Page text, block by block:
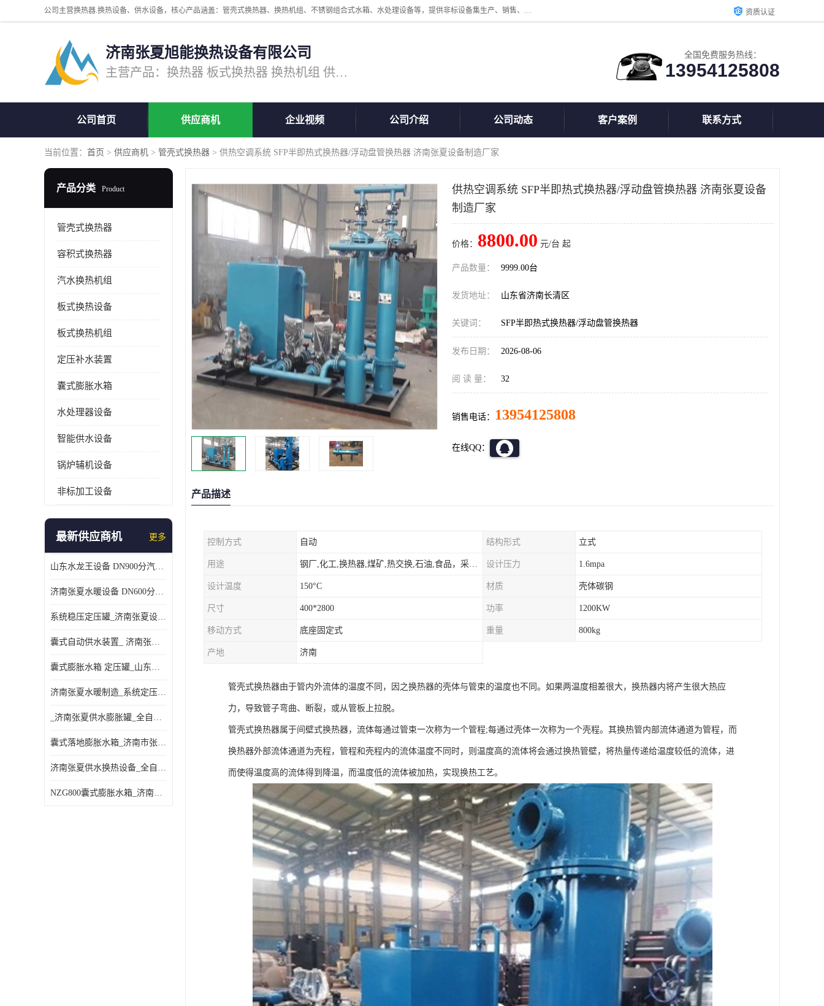
公司主营换热器.换热设备、供水设备，核心产品涵盖：管壳式换热器、换热机组、不锈钢组合式水箱、水处理设备等，提供非标设备集生产、销售、安装一体化服务，可满足全国酒店、学校、医院、商业综合体、工业项目等多场景换热与供水需求。 资质认证
济南张夏旭能换热设备有限公司
主营产品：换热器 板式换热器 换热机组 供水设备 水处理设备
全国免费服务热线：
13954125808
公司首页 供应商机 企业视频 公司介绍 公司动态 客户案例 联系方式
当前位置： 首页 > 供应商机 > 管壳式换热器 > 供热空调系统 SFP半即热式换热器/浮动盘管换热器 济南张夏设备制造厂家
产品分类 Product
管壳式换热器
容积式换热器
汽水换热机组
板式换热设备
板式换热机组
定压补水装置
囊式膨胀水箱
水处理器设备
智能供水设备
锅炉辅机设备
非标加工设备
最新供应商机 更多
山东水龙王设备 DN900分汽缸 分集水器
济南张夏水暖设备 DN600分汽缸 分集水器
系统稳压定压罐_济南张夏设备厂家_采暖空调系统
囊式自动供水装置_ 济南张夏水暖设备
囊式膨胀水箱 定压罐_山东水龙王设备销售
济南张夏水暖制造_系统定压装置 定压罐
_济南张夏供水膨胀罐_全自动定压排气机组
囊式落地膨胀水箱_济南市张夏水暖器材厂
济南张夏供水换热设备_全自动定压脱气装置
NZG800囊式膨胀水箱_济南张夏设备制造
供热空调系统 SFP半即热式换热器/浮动盘管换热器 济南张夏设备
制造厂家
价格： 8800.00 元/台 起
产品数量： 9999.00台
发货地址： 山东省济南长清区
关键词： SFP半即热式换热器/浮动盘管换热器
发布日期： 2026-08-06
阅 读 量： 32
销售电话： 13954125808
在线QQ：
产品描述
控制方式 自动 结构形式 立式
用途 钢厂,化工,换热器,煤矿,热交换,石油,食品，采暖.供热.空调。 设计压力 1.6mpa
设计温度 150°C 材质 壳体碳钢
尺寸 400*2800 功率 1200KW
移动方式 底座固定式 重量 800kg
产地 济南
管壳式换热器由于管内外流体的温度不同，因之换热器的壳体与管束的温度也不同。如果两温度相差很大，换热器内将产生很大热应
力，导致管子弯曲、断裂，或从管板上拉脱。
管壳式换热器属于间壁式换热器，流体每通过管束一次称为一个管程;每通过壳体一次称为一个壳程。其换热管内部流体通道为管程，而
换热器外部流体通道为壳程，管程和壳程内的流体温度不同时，则温度高的流体将会通过换热管壁，将热量传递给温度较低的流体，进
而使得温度高的流体得到降温，而温度低的流体被加热，实现换热工艺。